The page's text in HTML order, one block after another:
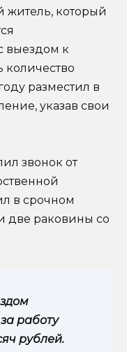
житель, который
выездом к
количество
разместил в
указав свои
звонок от
в срочном
две раковины со
работу
рублей.